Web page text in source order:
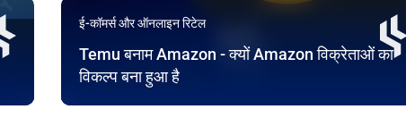
ई-कॉमर्स और ऑनलाइन रिटेल
Temu बनाम Amazon - क्यों Amazon विक्रेताओं का
विकल्प बना हुआ है